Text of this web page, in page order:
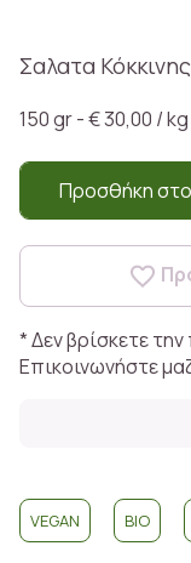
Σαλατα
150 gr - € 30,00 / kg
Προσθήκη
* Δεν βρίσκετε
Επικοινωνήστε
VEGAN BIO